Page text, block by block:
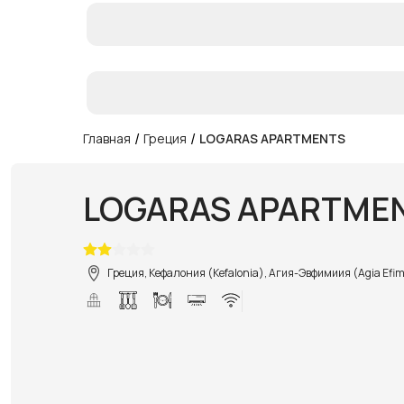
Главная / Греция / LOGARAS APARTMENTS
LOGARAS
Греция, Кефалония (Kefalonia), Агия-Эвфимиия (Agia